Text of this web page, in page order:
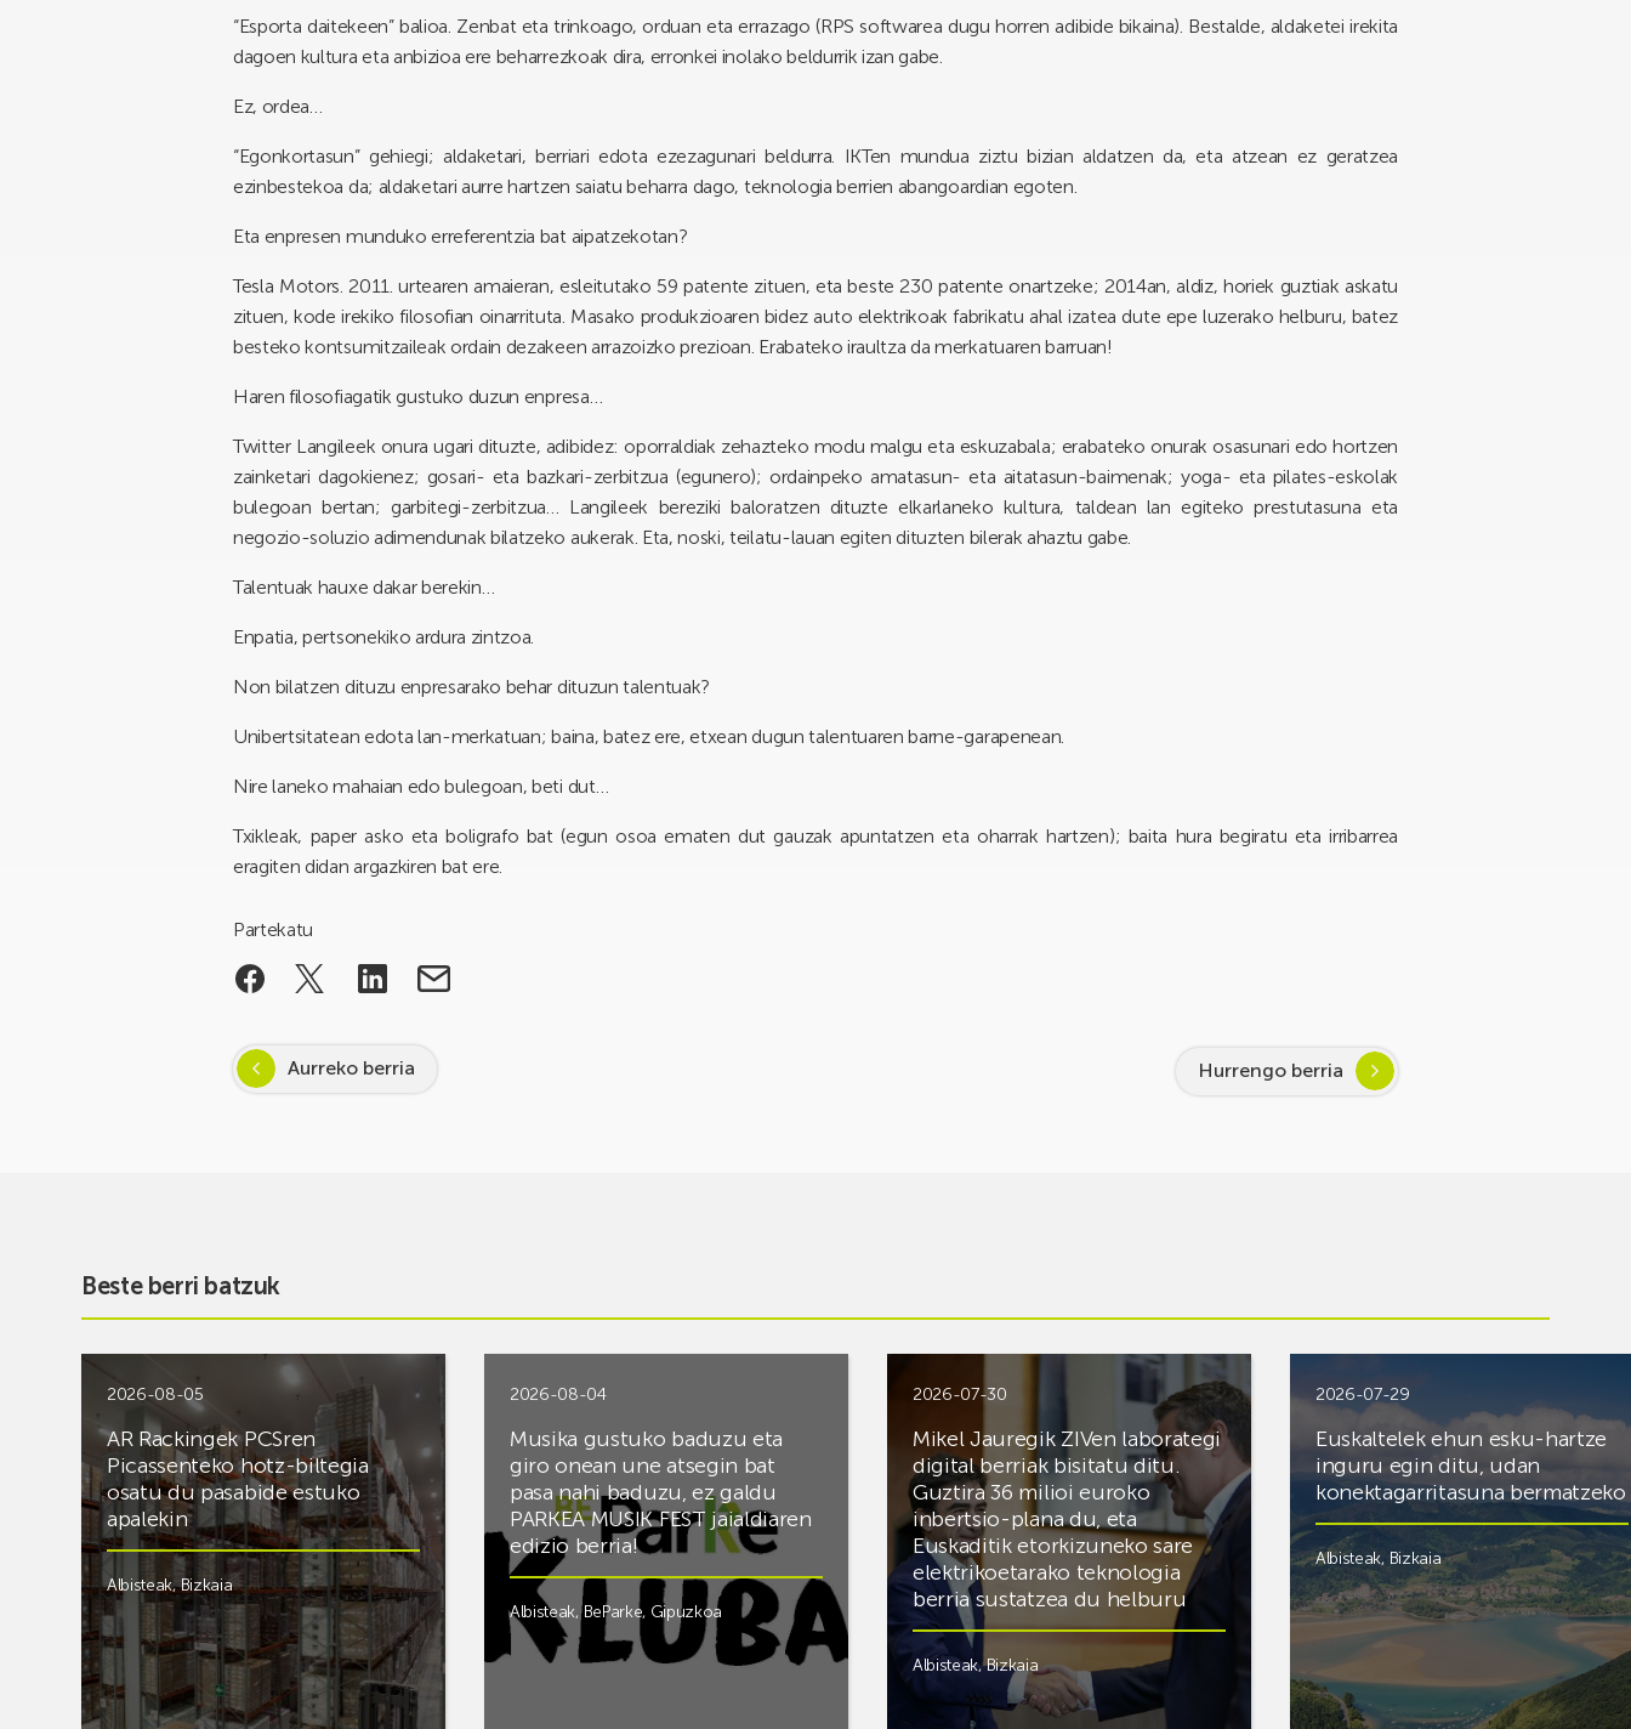
“Esporta daitekeen” balioa. Zenbat eta trinkoago, orduan eta errazago (RPS softwarea dugu horren adibide bikaina). Bestalde, aldaketei irekita
dagoen kultura eta anbizioa ere beharrezkoak dira, erronkei inolako beldurrik izan gabe.
Ez, ordea…
“Egonkortasun” gehiegi; aldaketari, berriari edota ezezagunari beldurra. IKTen mundua ziztu bizian aldatzen da, eta atzean ez geratzea
ezinbestekoa da; aldaketari aurre hartzen saiatu beharra dago, teknologia berrien abangoardian egoten.
Eta enpresen munduko erreferentzia bat aipatzekotan?
Tesla Motors. 2011. urtearen amaieran, esleitutako 59 patente zituen, eta beste 230 patente onartzeke; 2014an, aldiz, horiek guztiak askatu
zituen, kode irekiko filosofian oinarrituta. Masako produkzioaren bidez auto elektrikoak fabrikatu ahal izatea dute epe luzerako helburu, batez
besteko kontsumitzaileak ordain dezakeen arrazoizko prezioan. Erabateko iraultza da merkatuaren barruan!
Haren filosofiagatik gustuko duzun enpresa…
Twitter Langileek onura ugari dituzte, adibidez: oporraldiak zehazteko modu malgu eta eskuzabala; erabateko onurak osasunari edo hortzen
zainketari dagokienez; gosari- eta bazkari-zerbitzua (egunero); ordainpeko amatasun- eta aitatasun-baimenak; yoga- eta pilates-eskolak
bulegoan bertan; garbitegi-zerbitzua… Langileek bereziki baloratzen dituzte elkarlaneko kultura, taldean lan egiteko prestutasuna eta
negozio-soluzio adimendunak bilatzeko aukerak. Eta, noski, teilatu-lauan egiten dituzten bilerak ahaztu gabe.
Talentuak hauxe dakar berekin…
Enpatia, pertsonekiko ardura zintzoa.
Non bilatzen dituzu enpresarako behar dituzun talentuak?
Unibertsitatean edota lan-merkatuan; baina, batez ere, etxean dugun talentuaren barne-garapenean.
Nire laneko mahaian edo bulegoan, beti dut…
Txikleak, paper asko eta boligrafo bat (egun osoa ematen dut gauzak apuntatzen eta oharrak hartzen); baita hura begiratu eta irribarrea
eragiten didan argazkiren bat ere.
Partekatu
Aurreko berria Hurrengo berria
Beste berri batzuk
2026-08-05
AR Rackingek PCSren
Picassenteko hotz-biltegia
osatu du pasabide estuko
apalekin
Albisteak,Bizkaia
2026-08-04
Musika gustuko baduzu eta
giro onean une atsegin bat
pasa nahi baduzu, ez galdu
PARKEA MUSIK FEST jaialdiaren
edizio berria!
Albisteak,BeParke, Gipuzkoa
2026-07-30
Mikel Jauregik ZIVen laborategi
digital berriak bisitatu ditu.
Guztira 36 milioi euroko
inbertsio-plana du, eta
Euskaditik etorkizuneko sare
elektrikoetarako teknologia
berria sustatzea du helburu
Albisteak,Bizkaia
2026-07-29
Euskaltelek ehun esku-hartze
inguru egin ditu, udan
konektagarritasuna bermatzeko
Albisteak, Bizkaia